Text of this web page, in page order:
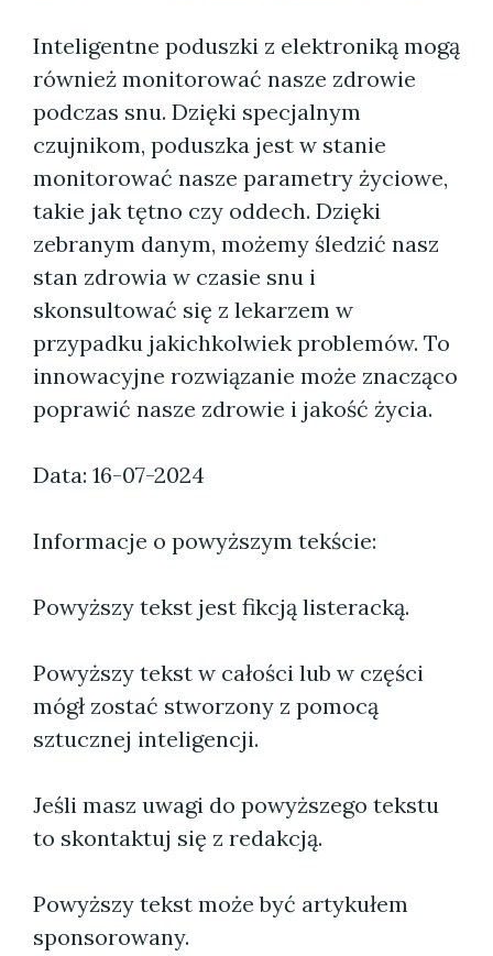
Inteligentne poduszki z elektroniką mogą
również monitorować nasze zdrowie
podczas snu. Dzięki specjalnym
czujnikom, poduszka jest w stanie
monitorować nasze parametry życiowe,
takie jak tętno czy oddech. Dzięki
zebranym danym, możemy śledzić nasz
stan zdrowia w czasie snu i
skonsultować się z lekarzem w
przypadku jakichkolwiek problemów. To
innowacyjne rozwiązanie może znacząco
poprawić nasze zdrowie i jakość życia.
Data: 16-07-2024
Informacje o powyższym tekście:
Powyższy tekst jest fikcją listeracką.
Powyższy tekst w całości lub w części
mógł zostać stworzony z pomocą
sztucznej inteligencji.
Jeśli masz uwagi do powyższego tekstu
to skontaktuj się z redakcją.
Powyższy tekst może być artykułem
sponsorowany.